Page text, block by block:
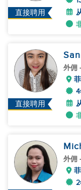
直接聘用
直接聘用
外佣
外佣